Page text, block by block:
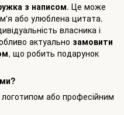
з написом. Це може
або улюблена цитата.
власника і
актуально замовити
, що робить подарунок
або професійним